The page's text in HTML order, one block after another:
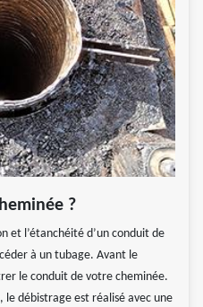
?
et l’étanchéité d’un conduit de
à un tubage. Avant le
le conduit de votre cheminée.
le débistrage est réalisé avec une